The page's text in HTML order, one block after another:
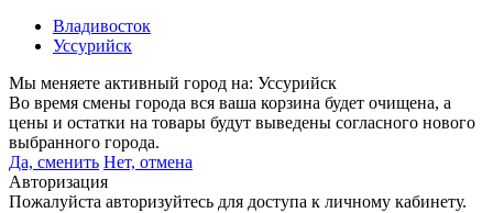
Владивосток
Уссурийск
Мы меняете активный город на: Уссурийск
Во время смены города вся ваша корзина будет очищена, а
цены и остатки на товары будут выведены согласного нового
выбранного города.
Да, сменить Нет, отмена
Авторизация
Пожалуйста авторизуйтесь для доступа к личному кабинету.